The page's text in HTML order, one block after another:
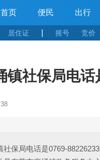
首页 便民 出行
居住证 摇号 竞价
镇社保局电
社保局电话是0769-